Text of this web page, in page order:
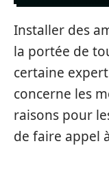
Installer des
la portée de
certaine
concerne les
raisons pour
de faire appel